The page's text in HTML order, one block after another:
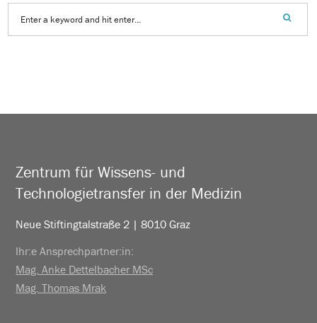
Zentrum für Wissens- und
Technologietransfer in der Medizin
Neue Stiftingtalstraße 2 | 8010 Graz
Ihr:e Ansprechpartner:in:
Mag. Anke Dettelbacher MSc
Mag. Thomas Mrak